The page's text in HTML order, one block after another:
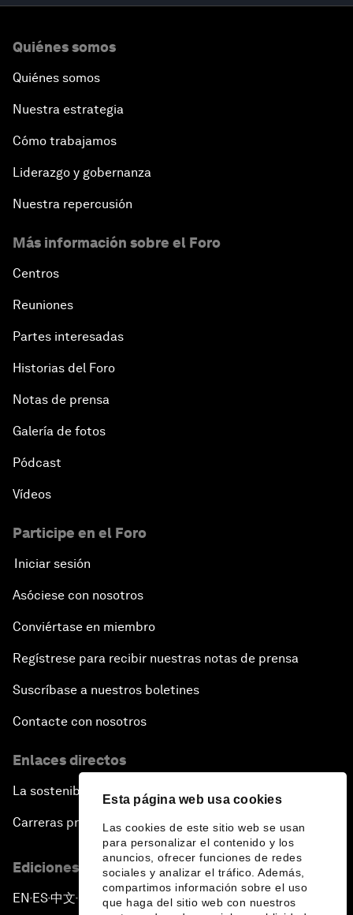
Esta página web usa cookies
Las cookies de este sitio web se usan
para personalizar el contenido y los
anuncios, ofrecer funciones de redes
sociales y analizar el tráfico. Además,
compartimos información sobre el uso
que haga del sitio web con nuestros
Quiénes somos
Quiénes somos
Nuestra estrategia
Cómo trabajamos
Liderazgo y gobernanza
Nuestra repercusión
Más información sobre el Foro
Centros
Reuniones
Partes interesadas
Historias del Foro
Notas de prensa
Galería de fotos
Pódcast
Vídeos
Participe en el Foro
Iniciar sesión
Asóciese con nosotros
Conviértase en miembro
Regístrese para recibir nuestras notas de prensa
Suscríbase a nuestros boletines
Contacte con nosotros
Enlaces directos
La sostenibilidad en el Foro
Carreras profesionales
Ediciones en otros idiomas
EN ▪ES▪中文▪ 日本語